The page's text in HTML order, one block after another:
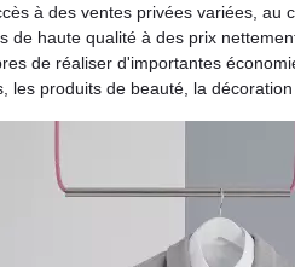
à des ventes privées variées, au
de haute qualité à des prix
de réaliser d'importantes
les produits de beauté, la